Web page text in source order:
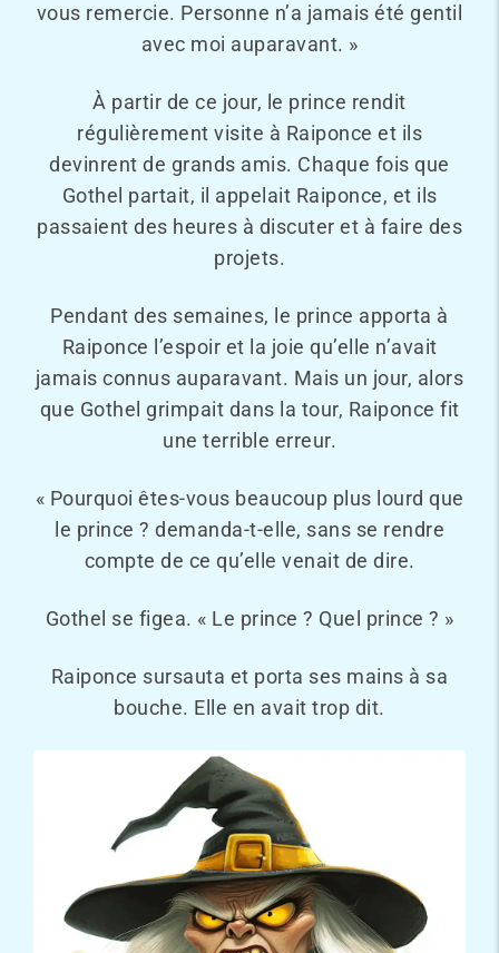
vous remercie. Personne n’a jamais été gentil
avec moi auparavant. »
À partir de ce jour, le prince rendit
régulièrement visite à Raiponce et ils
devinrent de grands amis. Chaque fois que
Gothel partait, il appelait Raiponce, et ils
passaient des heures à discuter et à faire des
projets.
Pendant des semaines, le prince apporta à
Raiponce l’espoir et la joie qu’elle n’avait
jamais connus auparavant. Mais un jour, alors
que Gothel grimpait dans la tour, Raiponce fit
une terrible erreur.
« Pourquoi êtes-vous beaucoup plus lourd que
le prince ? demanda-t-elle, sans se rendre
compte de ce qu’elle venait de dire.
Gothel se figea. « Le prince ? Quel prince ? »
Raiponce sursauta et porta ses mains à sa
bouche. Elle en avait trop dit.